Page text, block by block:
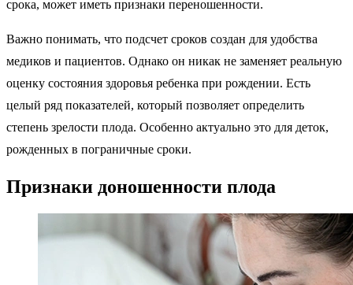
временной отрезок с 37 по 42 акушерскую неделю
беременности.
Не следует смешивать понятия: срочные
(произошедшие в срок) роды с быстрыми или
стремительными родами. Ничего общего здесь нет.
Роды до 37 недель считаются преждевременными, а ребенок,
запоздалыми, а малыш, появившийся на свет после этого
срока, может иметь признаки переношенности.
Важно понимать, что подсчет сроков создан для удобства
медиков и пациентов. Однако он никак не заменяет реальную